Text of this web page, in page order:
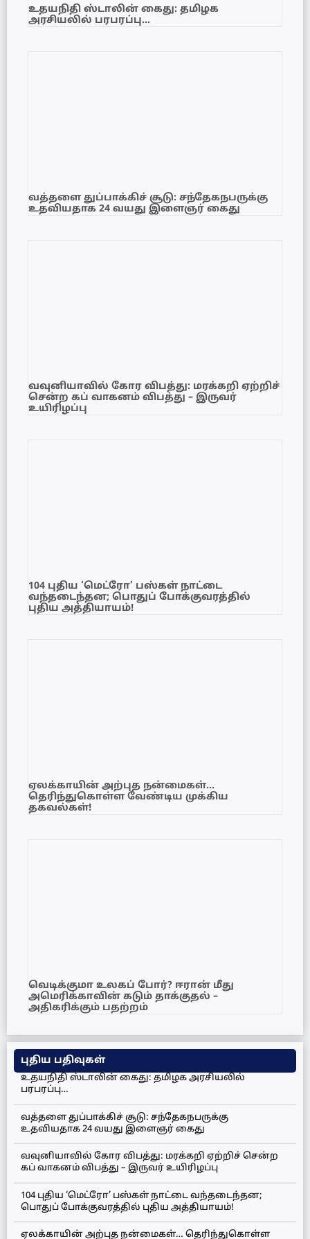
உதயநிதி ஸ்டாலின் கைது: தமிழக
அரசியலில் பரபரப்பு…
வத்தளை துப்பாக்கிச் சூடு: சந்தேகநபருக்கு
உதவியதாக 24 வயது இளைஞர் கைது
வவுனியாவில் கோர விபத்து: மரக்கறி ஏற்றிச்
சென்ற கப் வாகனம் விபத்து – இருவர்
உயிரிழப்பு
104 புதிய ‘மெட்ரோ’ பஸ்கள் நாட்டை
வந்தடைந்தன; பொதுப் போக்குவரத்தில்
புதிய அத்தியாயம்!
ஏலக்காயின் அற்புத நன்மைகள்…
தெரிந்துகொள்ள வேண்டிய முக்கிய
தகவல்கள்!
வெடிக்குமா உலகப் போர்? ஈரான் மீது
அமெரிக்காவின் கடும் தாக்குதல் –
அதிகரிக்கும் பதற்றம்
புதிய பதிவுகள்
உதயநிதி ஸ்டாலின் கைது: தமிழக அரசியலில்
பரபரப்பு…
வத்தளை துப்பாக்கிச் சூடு: சந்தேகநபருக்கு
உதவியதாக 24 வயது இளைஞர் கைது
வவுனியாவில் கோர விபத்து: மரக்கறி ஏற்றிச் சென்ற
கப் வாகனம் விபத்து – இருவர் உயிரிழப்பு
104 புதிய ‘மெட்ரோ’ பஸ்கள் நாட்டை வந்தடைந்தன;
பொதுப் போக்குவரத்தில் புதிய அத்தியாயம்!
ஏலக்காயின் அற்புத நன்மைகள்… தெரிந்துகொள்ள